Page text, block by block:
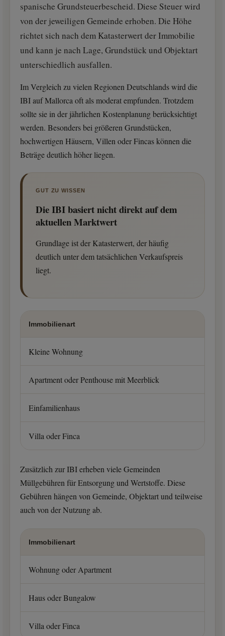
spanische Grundsteuerbescheid. Diese Steuer wird
von der jeweiligen Gemeinde erhoben. Die Höhe
richtet sich nach dem Katasterwert der Immobilie
und kann je nach Lage, Grundstück und Objektart
unterschiedlich ausfallen.
Im Vergleich zu vielen Regionen Deutschlands wird die
IBI auf Mallorca oft als moderat empfunden. Trotzdem
sollte sie in der jährlichen Kostenplanung berücksichtigt
werden. Besonders bei größeren Grundstücken,
hochwertigen Häusern, Villen oder Fincas können die
Beträge deutlich höher liegen.
GUT ZU WISSEN
Die IBI basiert nicht direkt auf dem
aktuellen Marktwert
Grundlage ist der Katasterwert, der häufig
deutlich unter dem tatsächlichen Verkaufspreis
liegt.
Immobilienart
Kleine Wohnung
Apartment oder Penthouse mit Meerblick
Einfamilienhaus
Villa oder Finca
Zusätzlich zur IBI erheben viele Gemeinden
Müllgebühren für Entsorgung und Wertstoffe. Diese
Gebühren hängen von Gemeinde, Objektart und teilweise
auch von der Nutzung ab.
Immobilienart
Wohnung oder Apartment
Haus oder Bungalow
Villa oder Finca